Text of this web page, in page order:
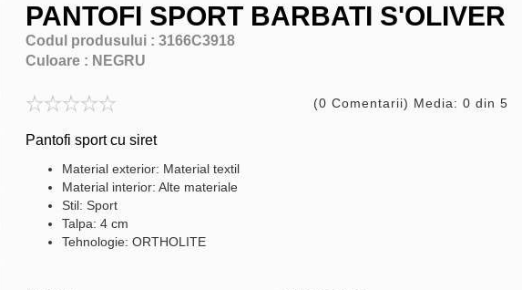
PANTOFI SPORT BARBATI S'OLIVER
Codul produsului : 3166C3918
Culoare : NEGRU
(0 Comentarii) Media: 0 din 5
Pantofi sport cu siret
Material exterior: Material textil
Material interior: Alte materiale
Stil: Sport
Talpa: 4 cm
Tehnologie: ORTHOLITE